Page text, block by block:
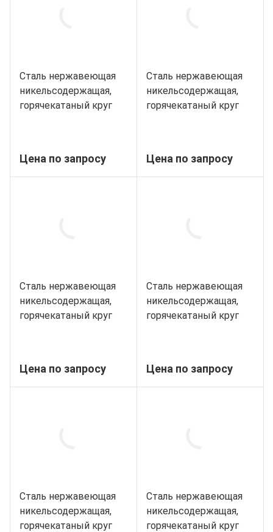
Сталь нержавеющая
никельсодержащая,
горячекатаный круг
Цена по запросу
Сталь нержавеющая
никельсодержащая,
горячекатаный круг
Цена по запросу
Сталь нержавеющая
никельсодержащая,
горячекатаный круг
Цена по запросу
Сталь нержавеющая
никельсодержащая,
горячекатаный круг
Цена по запросу
Сталь нержавеющая
никельсодержащая,
горячекатаный круг
Сталь нержавеющая
никельсодержащая,
горячекатаный круг